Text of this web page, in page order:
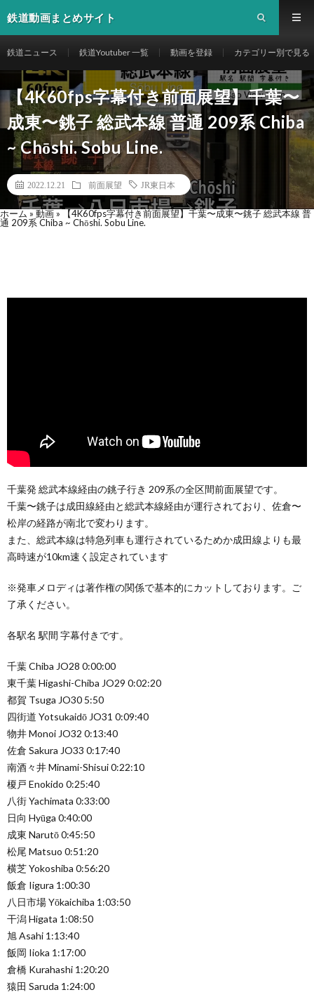
鉄道動画まとめサイト
鉄道ニュース 鉄道Youtuber 一覧 動画を登録 カテゴリー別で見る
【4K60fps字幕付き前面展望】千葉〜
成東〜銚子 総武本線 普通 209系 Chiba
~ Chōshi. Sobu Line.
2022.12.21 前面展望 JR東日本
ホーム » 動画 » 【4K60fps字幕付き前面展望】千葉〜成東〜銚子 総武本線 普
通 209系 Chiba ~ Chōshi. Sobu Line.
千葉発 総武本線経由の銚子行き 209系の全区間前面展望です。
千葉〜銚子は成田線経由と総武本線経由が運行されており、佐倉〜
松岸の経路が南北で変わります。
また、総武本線は特急列車も運行されているためか成田線よりも最
高時速が10km速く設定されています
※発車メロディは著作権の関係で基本的にカットしております。ご
了承ください。
各駅名 駅間 字幕付きです。
千葉 Chiba JO28 0:00:00
東千葉 Higashi-Chiba JO29 0:02:20
都賀 Tsuga JO30 5:50
四街道 Yotsukaidō JO31 0:09:40
物井 Monoi JO32 0:13:40
佐倉 Sakura JO33 0:17:40
南酒々井 Minami-Shisui 0:22:10
榎戸 Enokido 0:25:40
八街 Yachimata 0:33:00
日向 Hyūga 0:40:00
成東 Narutō 0:45:50
松尾 Matsuo 0:51:20
横芝 Yokoshiba 0:56:20
飯倉 Iigura 1:00:30
八日市場 Yōkaichiba 1:03:50
干潟 Higata 1:08:50
旭 Asahi 1:13:40
飯岡 Iioka 1:17:00
倉橋 Kurahashi 1:20:20
猿田 Saruda 1:24:00